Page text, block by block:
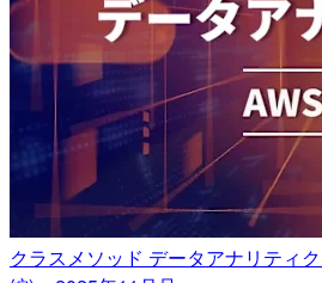
クラスメソッド データアナリティ